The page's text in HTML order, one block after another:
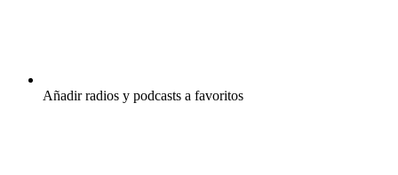
Añadir radios y podcasts a favoritos